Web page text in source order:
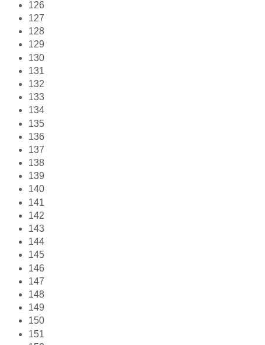
126
127
128
129
130
131
132
133
134
135
136
137
138
139
140
141
142
143
144
145
146
147
148
149
150
151